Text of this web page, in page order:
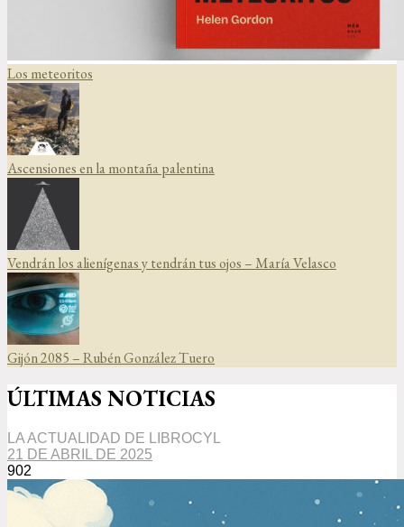
Los meteoritos
Ascensiones en la montaña palentina
Vendrán los alienígenas y tendrán tus ojos – María Velasco
Gijón 2085 – Rubén González Tuero
ÚLTIMAS NOTICIAS
LA ACTUALIDAD DE LIBROCYL
21 DE ABRIL DE 2025
902